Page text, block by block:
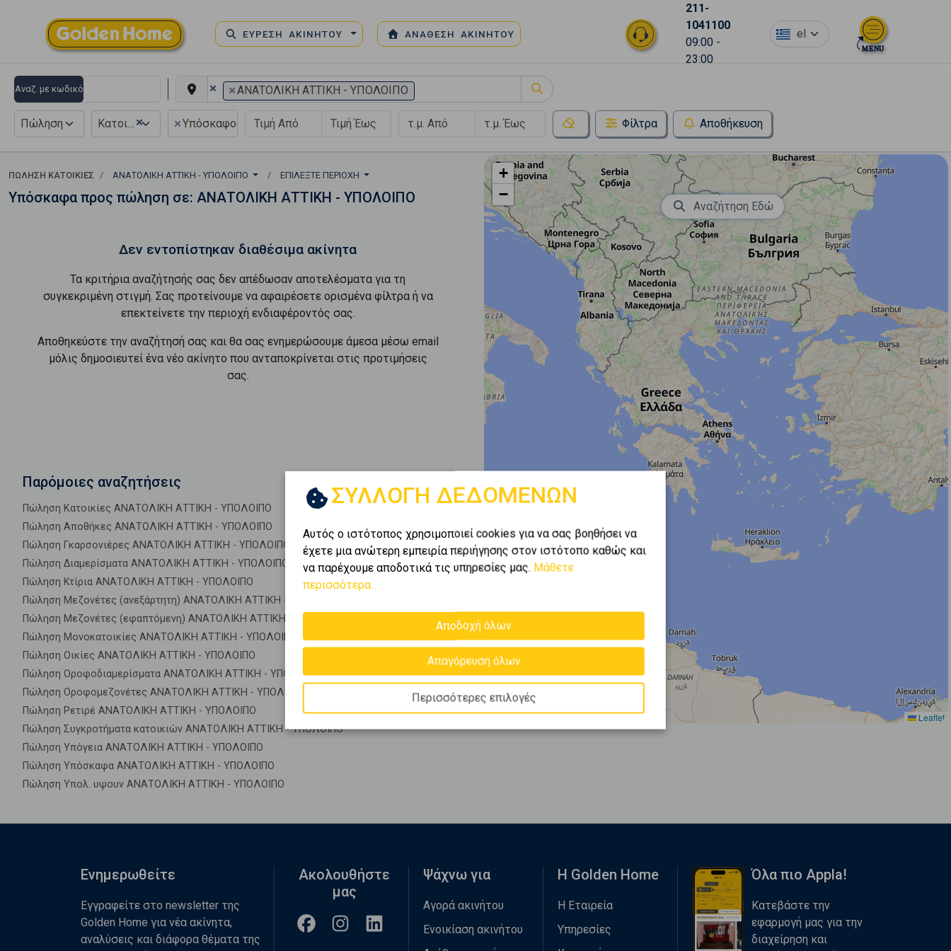
ΕΥΡΕΣΗ ΑΚΙΝΗΤΟΥ ΑΝΑΘΕΣΗ ΑΚΙΝΗΤΟΥ
211-
1041100
09:00 -
23:00
el
Αναζ. με κωδικό × ×ΑΝΑΤΟΛΙΚΗ ΑΤΤΙΚΗ - ΥΠΟΛΟΙΠΟ
Πώληση ×
Κατοικία ×Υπόσκαφο Φίλτρα Αποθήκευση
ΠΏΛΗΣΗ ΚΑΤΟΙΚΊΕΣ ΑΝΑΤΟΛΙΚΗ ΑΤΤΙΚΗ - ΥΠΟΛΟΙΠΟ ΕΠΙΛΈΞΤΕ ΠΕΡΙΟΧΉ
Υπόσκαφα προς πώληση σε: ΑΝΑΤΟΛΙΚΗ ΑΤΤΙΚΗ - ΥΠΟΛΟΙΠΟ
Δεν εντοπίστηκαν διαθέσιμα ακίνητα
Τα κριτήρια αναζήτησής σας δεν απέδωσαν αποτελέσματα για τη
συγκεκριμένη στιγμή. Σας προτείνουμε να αφαιρέσετε ορισμένα φίλτρα ή να
επεκτείνετε την περιοχή ενδιαφέροντός σας.
Αποθηκεύστε την αναζήτησή σας και θα σας ενημερώσουμε άμεσα μέσω email
μόλις δημοσιευτεί ένα νέο ακίνητο που ανταποκρίνεται στις προτιμήσεις
σας.
Παρόμοιες αναζητήσεις
Πώληση Κατοικίες ΑΝΑΤΟΛΙΚΗ ΑΤΤΙΚΗ - ΥΠΟΛΟΙΠΟ
Πώληση Αποθήκες ΑΝΑΤΟΛΙΚΗ ΑΤΤΙΚΗ - ΥΠΟΛΟΙΠΟ
Πώληση Γκαρσονιέρες ΑΝΑΤΟΛΙΚΗ ΑΤΤΙΚΗ - ΥΠΟΛΟΙΠΟ
Πώληση Διαμερίσματα ΑΝΑΤΟΛΙΚΗ ΑΤΤΙΚΗ - ΥΠΟΛΟΙΠΟ
Πώληση Κτίρια ΑΝΑΤΟΛΙΚΗ ΑΤΤΙΚΗ - ΥΠΟΛΟΙΠΟ
Πώληση Μεζονέτες (ανεξάρτητη) ΑΝΑΤΟΛΙΚΗ ΑΤΤΙΚΗ - ΥΠΟΛΟΙΠΟ
Πώληση Μεζονέτες (εφαπτόμενη) ΑΝΑΤΟΛΙΚΗ ΑΤΤΙΚΗ - ΥΠΟΛΟΙΠΟ
Πώληση Μονοκατοικίες ΑΝΑΤΟΛΙΚΗ ΑΤΤΙΚΗ - ΥΠΟΛΟΙΠΟ
Πώληση Οικίες ΑΝΑΤΟΛΙΚΗ ΑΤΤΙΚΗ - ΥΠΟΛΟΙΠΟ
Πώληση Οροφοδιαμερίσματα ΑΝΑΤΟΛΙΚΗ ΑΤΤΙΚΗ - ΥΠΟΛΟΙΠΟ
Πώληση Οροφομεζονέτες ΑΝΑΤΟΛΙΚΗ ΑΤΤΙΚΗ - ΥΠΟΛΟΙΠΟ
Πώληση Ρετιρέ ΑΝΑΤΟΛΙΚΗ ΑΤΤΙΚΗ - ΥΠΟΛΟΙΠΟ
Πώληση Συγκροτήματα κατοικιών ΑΝΑΤΟΛΙΚΗ ΑΤΤΙΚΗ - ΥΠΟΛΟΙΠΟ
Πώληση Υπόγεια ΑΝΑΤΟΛΙΚΗ ΑΤΤΙΚΗ - ΥΠΟΛΟΙΠΟ
Πώληση Υπόσκαφα ΑΝΑΤΟΛΙΚΗ ΑΤΤΙΚΗ - ΥΠΟΛΟΙΠΟ
Πώληση Υπολ. υψουν ΑΝΑΤΟΛΙΚΗ ΑΤΤΙΚΗ - ΥΠΟΛΟΙΠΟ
+
−
Leaflet
Αναζήτηση Εδώ
ΣΥΛΛΟΓΗ ΔΕΔΟΜΕΝΩΝ
Αυτός ο ιστότοπος χρησιμοποιεί cookies για να σας βοηθήσει να
έχετε μια ανώτερη εμπειρία περιήγησης στον ιστότοπο καθώς και
να παρέχουμε αποδοτικά τις υπηρεσίες μας. Μάθετε
περισσότερα...
Αποδοχή όλων
Απαγόρευση όλων
Περισσότερες επιλογές
Ενημερωθείτε
Εγγραφείτε στο newsletter της
Golden Home για νέα ακίνητα,
αναλύσεις και διάφορα θέματα της
Ακολουθήστε
μας
Ψάχνω για
Αγορά ακινήτου
Ενοικίαση ακινήτου
Η Golden Home
Η Εταιρεία
Υπηρεσίες
Όλα πιο Appla!
Κατεβάστε την
εφαρμογή μας για την
διαχείρηση και